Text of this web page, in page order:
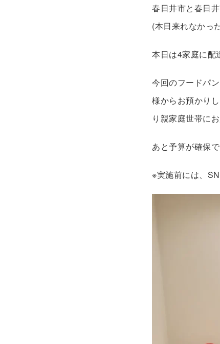
春日井市と春日
(本日来れなかっ
本日は4家庭に配
今回のフードパ
様からお預かり
り親家庭世帯に
あと予算が確保
※実施前には、